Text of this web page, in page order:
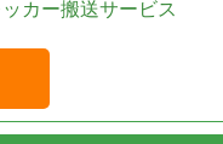
カー搬送サービス